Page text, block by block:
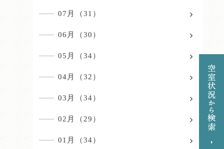
07月（31）
06月（30）
05月（34）
04月（32）
03月（34）
02月（29）
01月（34）